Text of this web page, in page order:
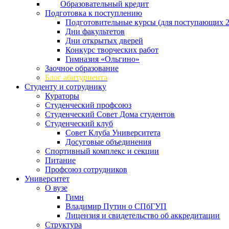
Образовательный кредит
Подготовка к поступлению
Подготовительные курсы (для поступающих
Дни факультетов
Дни открытых дверей
Конкурс творческих работ
Гимназия «Ольгино»
Заочное образование
Блог абитуриента
Студенту и сотруднику
Кураторы
Студенческий профсоюз
Студенческий Совет Дома студентов
Студенческий клуб
Совет Клуба Университета
Досуговые объединения
Спортивный комплекс и секции
Питание
Профсоюз сотрудников
Университет
О вузе
Гимн
Владимир Путин о СПбГУП
Лицензия и свидетельство об аккредитации
Структура